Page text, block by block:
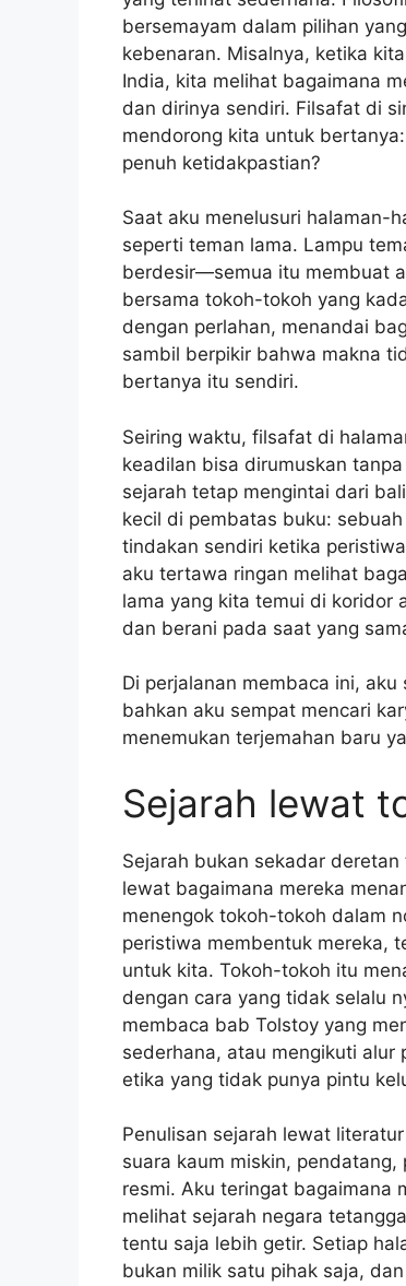
bersemayam dalam pilihan
kebenaran. Misalnya, ketika
India, kita melihat bagaimana
dan dirinya sendiri. Filsafat di
mendorong kita untuk
penuh ketidakpastian?
Saat aku menelusuri halaman-
seperti teman lama. Lampu
berdesir—semua itu membuat
bersama tokoh-tokoh yang
dengan perlahan, menandai
sambil berpikir bahwa makna
bertanya itu sendiri.
Seiring waktu, filsafat di
keadilan bisa dirumuskan
sejarah tetap mengintai dari
kecil di pembatas buku:
tindakan sendiri ketika
aku tertawa ringan melihat
lama yang kita temui di koridor
dan berani pada saat yang
Di perjalanan membaca ini,
bahkan aku sempat mencari
menemukan terjemahan baru
Sejarah lewat
Sejarah bukan sekadar
lewat bagaimana mereka
menengok tokoh-tokoh dalam
peristiwa membentuk mereka,
untuk kita. Tokoh-tokoh itu
dengan cara yang tidak selalu
membaca bab Tolstoy yang
sederhana, atau mengikuti alur
etika yang tidak punya pintu
Penulisan sejarah lewat
suara kaum miskin,
resmi. Aku teringat bagaimana
melihat sejarah negara
tentu saja lebih getir. Setiap
bukan milik satu pihak saja,